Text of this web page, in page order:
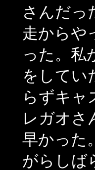
さんだっ
走からや
った。私
をしてい
らずキャ
レガオさ
早かった
がらしば